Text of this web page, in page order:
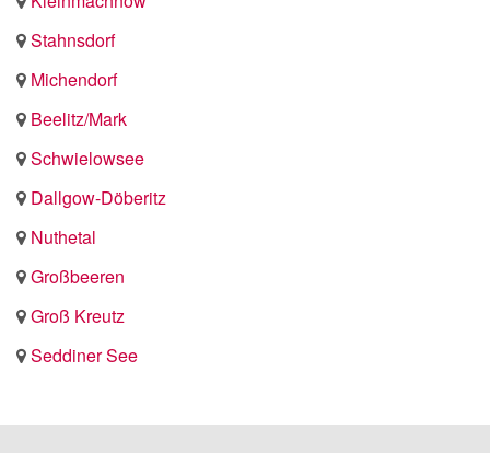
Stahnsdorf
Michendorf
Beelitz/Mark
Schwielowsee
Dallgow-Döberitz
Nuthetal
Großbeeren
Groß Kreutz
Seddiner See